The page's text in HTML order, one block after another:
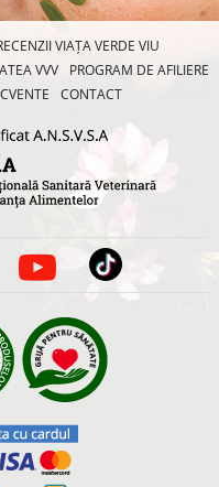
VIAȚA VERDE VIU
VVV
PROGRAM DE AFILIERE
CONTACT